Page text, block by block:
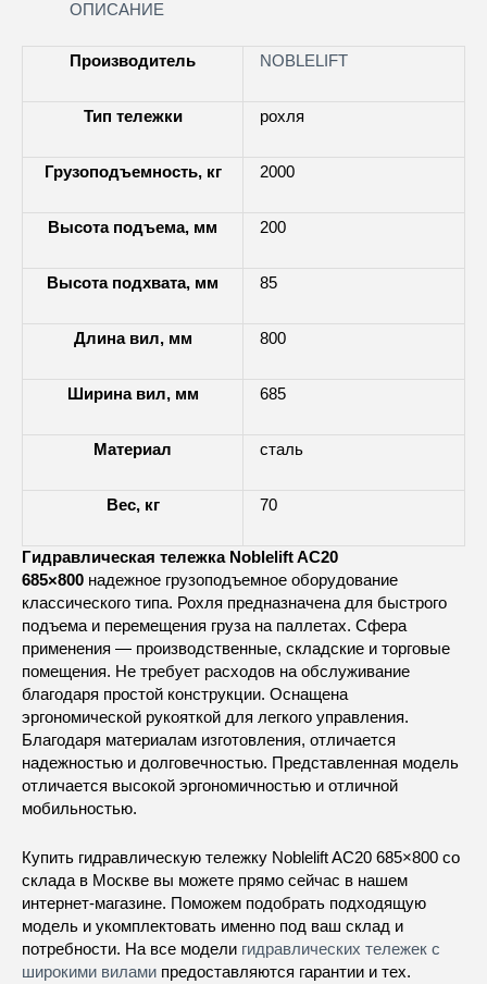
ОПИСАНИЕ
Производитель NOBLELIFT
Тип тележки рохля
Грузоподъемность, кг 2000
Высота подъема, мм 200
Высота подхвата, мм 85
Длина вил, мм 800
Ширина вил, мм 685
Материал сталь
Вес, кг 70
Гидравлическая тележка Noblelift AC20
685×800 надежное грузоподъемное оборудование
классического типа. Рохля предназначена для быстрого
подъема и перемещения груза на паллетах. Сфера
применения — производственные, складские и торговые
помещения. Не требует расходов на обслуживание
благодаря простой конструкции. Оснащена
эргономической рукояткой для легкого управления.
Благодаря материалам изготовления, отличается
надежностью и долговечностью. Представленная модель
отличается высокой эргономичностью и отличной
мобильностью.
Купить гидравлическую тележку Noblelift AC20 685×800 со
склада в Москве вы можете прямо сейчас в нашем
интернет-магазине. Поможем подобрать подходящую
модель и укомплектовать именно под ваш склад и
потребности. На все модели гидравлических тележек с
широкими вилами предоставляются гарантии и тех.